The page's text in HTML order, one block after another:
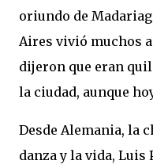
oriundo de
Aires vivió muchos
dijeron que eran
la ciudad, aunque
Desde Alemania, la
danza y la vida, Luis